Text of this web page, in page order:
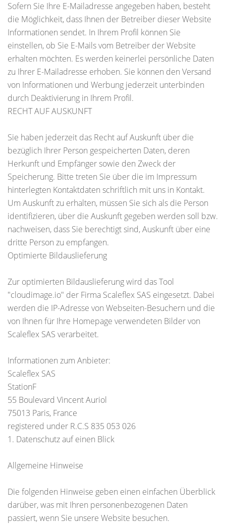
Sofern Sie Ihre E-Mailadresse angegeben haben, besteht
die Möglichkeit, dass Ihnen der Betreiber dieser Website
Informationen sendet. In Ihrem Profil können Sie
einstellen, ob Sie E-Mails vom Betreiber der Website
erhalten möchten. Es werden keinerlei persönliche Daten
zu Ihrer E-Mailadresse erhoben. Sie können den Versand
von Informationen und Werbung jederzeit unterbinden
durch Deaktivierung in Ihrem Profil.
RECHT AUF AUSKUNFT
Sie haben jederzeit das Recht auf Auskunft über die
bezüglich Ihrer Person gespeicherten Daten, deren
Herkunft und Empfänger sowie den Zweck der
Speicherung. Bitte treten Sie über die im Impressum
hinterlegten Kontaktdaten schriftlich mit uns in Kontakt.
Um Auskunft zu erhalten, müssen Sie sich als die Person
identifizieren, über die Auskunft gegeben werden soll bzw.
nachweisen, dass Sie berechtigt sind, Auskunft über eine
dritte Person zu empfangen.
Optimierte Bildauslieferung
Zur optimierten Bildauslieferung wird das Tool
"cloudimage.io" der Firma Scaleflex SAS eingesetzt. Dabei
werden die IP-Adresse von Webseiten-Besuchern und die
von Ihnen für Ihre Homepage verwendeten Bilder von
Scaleflex SAS verarbeitet.
Informationen zum Anbieter:
Scaleflex SAS
StationF
55 Boulevard Vincent Auriol
75013 Paris, France
registered under R.C.S 835 053 026
1. Datenschutz auf einen Blick
Allgemeine Hinweise
Die folgenden Hinweise geben einen einfachen Überblick
darüber, was mit Ihren personenbezogenen Daten
passiert, wenn Sie unsere Website besuchen.